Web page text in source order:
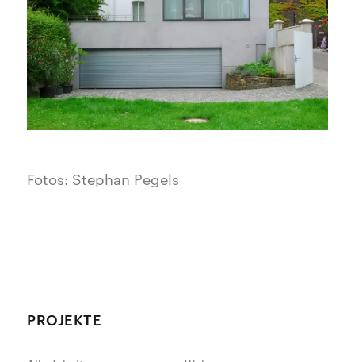
Fotos: Stephan Pegels
PROJEKTE